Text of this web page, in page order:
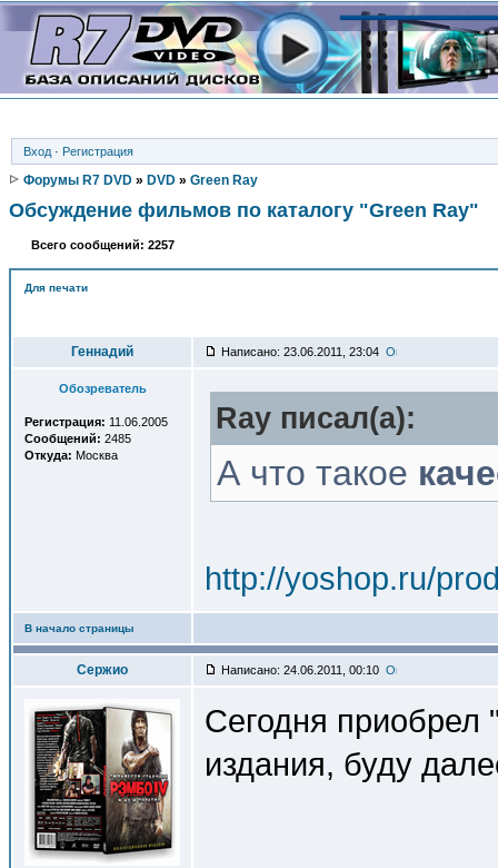
Вход · Регистрация
Форумы R7 DVD » DVD » Green Ray
Обсуждение фильмов по каталогу "Green Ray"
Всего сообщений: 2257
Для печати
Геннадий Написано: 23.06.2011, 23:04
Обозреватель
Регистрация: 11.06.2005
Сообщений: 2485
Откуда: Москва
Ray писал(a):
А что такое
http://yoshop.ru/
В начало страницы
Сержио Написано: 24.06.2011, 00:10
Сегодня
издания, буду